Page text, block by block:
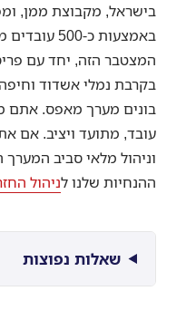
בישראל, מקבוצת ממן,
באמצעות כ-
בקרבת נמלי אשדוד
בונים מערך מאפס. אתם
עובד, מתועד ויציב. אם
וניהול מלאי סביב
ההנחיות שלנו לניהול
שאלות נפוצות